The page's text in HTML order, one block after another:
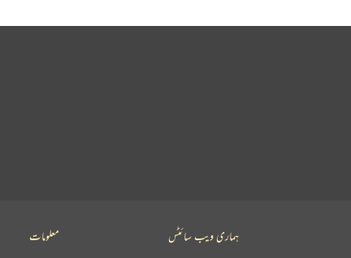
معلومات ہماری ویب سائٹس